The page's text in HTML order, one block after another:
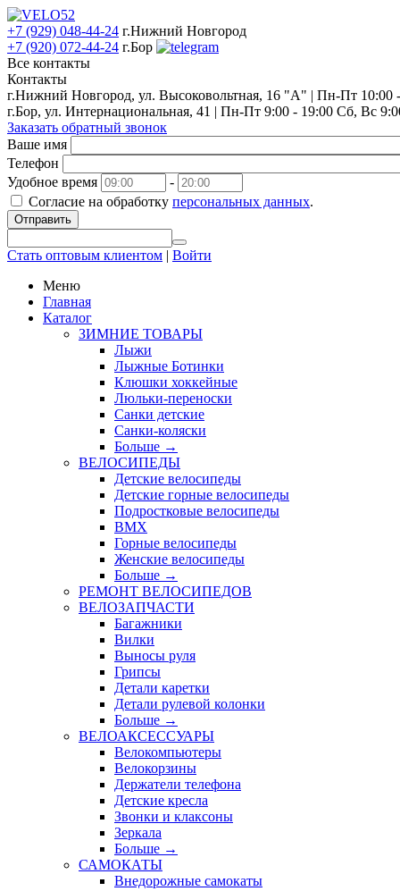
+7 (929) 048-44-24 г.Нижний Новгород
+7 (920) 072-44-24 г.Бор
Все контакты
Контакты
г.Нижний Новгород, ул. Высоковольтная, 16 "А" | Пн-Пт 10:00
г.Бор, ул. Интернациональная, 41 | Пн-Пт 9:00 - 19:00 Сб, Вс
Заказать обратный звонок
Ваше имя
Телефон
Удобное время
-
Согласие на обработку персональных данных.
Отправить
Стать оптовым клиентом | Войти
Меню
Главная
Каталог
ЗИМНИЕ ТОВАРЫ
Лыжи
Лыжные Ботинки
Клюшки хоккейные
Люльки-переноски
Санки детские
Санки-коляски
Больше →
ВЕЛОСИПЕДЫ
Детские велосипеды
Детские горные велосипеды
Подростковые велосипеды
BMX
Горные велосипеды
Женские велосипеды
Больше →
РЕМОНТ ВЕЛОСИПЕДОВ
ВЕЛОЗАПЧАСТИ
Багажники
Вилки
Выносы руля
Грипсы
Детали каретки
Детали рулевой колонки
Больше →
ВЕЛОАКСЕССУАРЫ
Велокомпьютеры
Велокорзины
Держатели телефона
Детские кресла
Звонки и клаксоны
Зеркала
Больше →
САМОКАТЫ
Внедорожные самокаты